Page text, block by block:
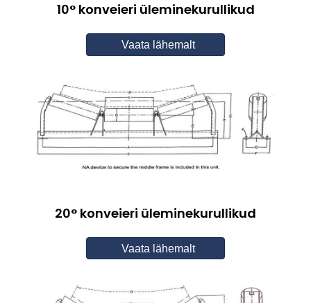
10° konveieri üleminekurullikud
Vaata lähemalt
20° konveieri üleminekurullikud
Vaata lähemalt